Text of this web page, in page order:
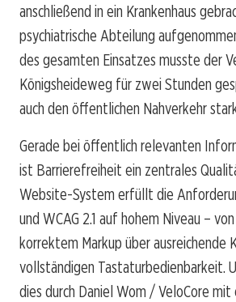
anschließend in ein Krankenhaus
psychiatrische Abteilung
des gesamten Einsatzes musste der
Königsheideweg für zwei Stunden
auch den öffentlichen Nahverkehr
Gerade bei öffentlich relevanten
ist Barrierefreiheit ein zentrales
Website-System erfüllt die
und WCAG 2.1 auf hohem Niveau –
korrektem Markup über ausreichende
vollständigen Tastaturbedienbarkeit.
dies durch Daniel Wom / VeloCore mit